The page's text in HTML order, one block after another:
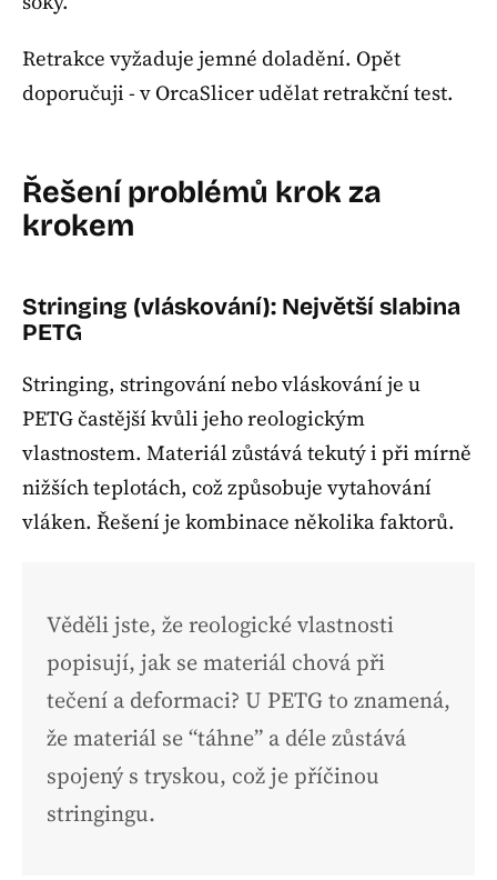
Retrakce vyžaduje jemné doladění. Opět
doporučuji - v OrcaSlicer udělat retrakční test.
Řešení problémů krok za
krokem
Stringing (vláskování): Největší slabina
PETG
Stringing, stringování nebo vláskování je u
PETG častější kvůli jeho reologickým
vlastnostem. Materiál zůstává tekutý i při mírně
nižších teplotách, což způsobuje vytahování
vláken. Řešení je kombinace několika faktorů.
Věděli jste, že reologické vlastnosti
popisují, jak se materiál chová při
tečení a deformaci? U PETG to znamená,
že materiál se “táhne” a déle zůstává
spojený s tryskou, což je příčinou
stringingu.